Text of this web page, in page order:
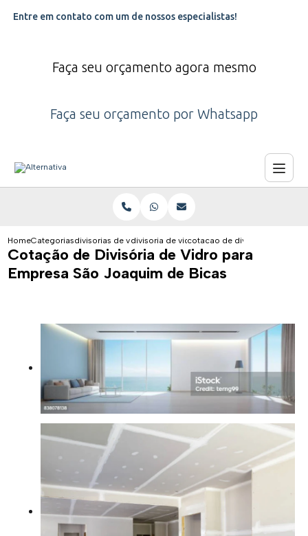
Entre em contato com um de nossos especialistas!
Faça seu orçamento agora mesmo
Faça seu orçamento por Whatsapp
HomeCategoriasdivisorias de vidrodivisoria de vidro para clinicacotacao de divisoria de vidro
Cotação de Divisória de Vidro para
Empresa São Joaquim de Bicas